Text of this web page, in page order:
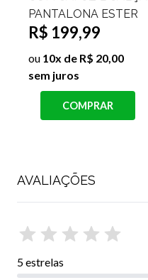
PANTALONA FAIXA
LATERAL IRLANDA
R$ 199,99
ou10x de R$ 20,00
sem juros
COMPRAR
AVALIAÇÕES
5 estrelas